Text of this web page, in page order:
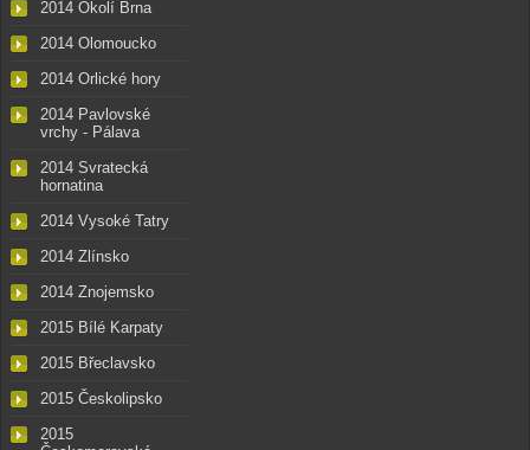
2014 Okolí Brna
2014 Olomoucko
2014 Orlické hory
2014 Pavlovské
vrchy - Pálava
2014 Svratecká
hornatina
2014 Vysoké Tatry
2014 Zlínsko
2014 Znojemsko
2015 Bílé Karpaty
2015 Břeclavsko
2015 Českolipsko
2015